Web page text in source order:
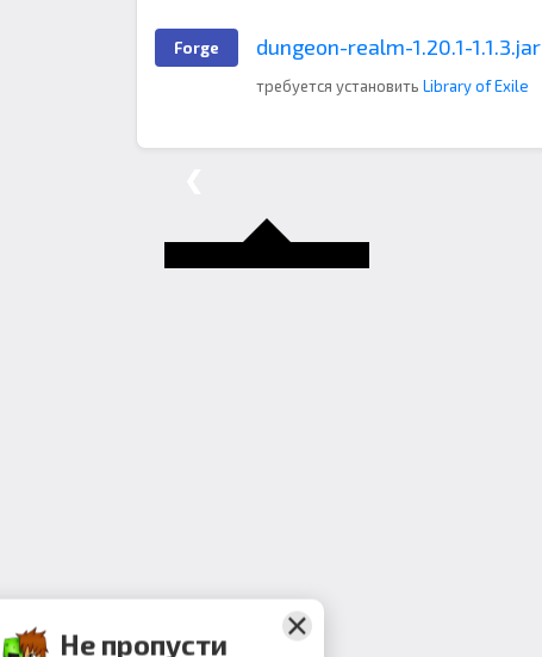
Forge dungeon-realm-1.20.1-1.1.3.jar
требуется установить Library of Exile
Не пропусти